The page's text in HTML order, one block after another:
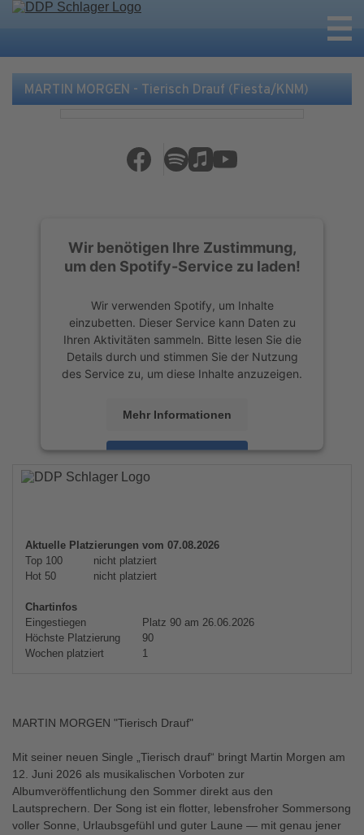
MARTIN MORGEN - Tierisch Drauf (Fiesta/KNM)
Wir benötigen Ihre Zustimmung,
um den Spotify-Service zu laden!
Wir verwenden Spotify, um Inhalte
einzubetten. Dieser Service kann Daten zu
Ihren Aktivitäten sammeln. Bitte lesen Sie die
Details durch und stimmen Sie der Nutzung
des Service zu, um diese Inhalte anzuzeigen.
Mehr Informationen
Akzeptieren
powered by
Aktuelle Platzierungen vom 07.08.2026
Top 100
nicht platziert
Hot 50
nicht platziert
Chartinfos
Eingestiegen
Platz 90 am 26.06.2026
Höchste Platzierung
90
Wochen platziert
1
MARTIN MORGEN "Tierisch Drauf"
Mit seiner neuen Single „Tierisch drauf“ bringt Martin Morgen am
12. Juni 2026 als musikalischen Vorboten zur
Albumveröffentlichung den Sommer direkt aus den
Lautsprechern. Der Song ist ein flotter, lebensfroher Sommersong
voller Sonne, Urlaubsgefühl und guter Laune — mit genau jener